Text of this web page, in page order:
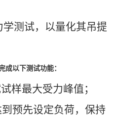
测试，以量化其吊提
以下测试功能：
样最大受力峰值；
预先设定负荷，保持